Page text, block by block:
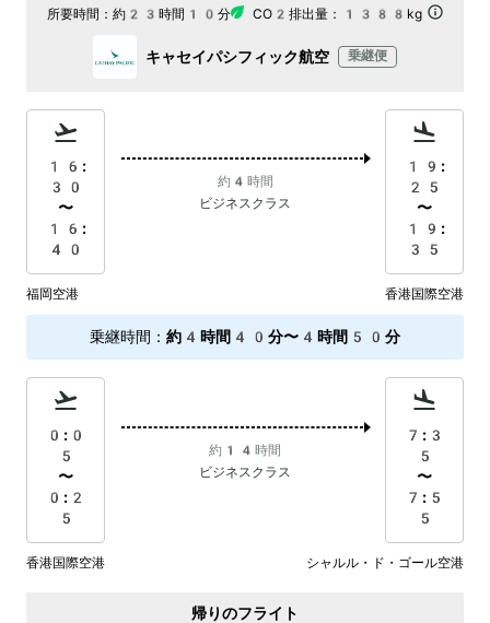
所要時間： 約23時間10分 CO2排出量： 1388kg
キャセイパシフィック航空 乗継便
16:
30
〜
16:
40
約4時間
ビジネスクラス
19:
25
〜
19:
35
福岡空港 香港国際空港
乗継時間 ： 約4時間40分〜4時間50分
0:0
5
〜
0:2
5
約14時間
ビジネスクラス
7:3
5
〜
7:5
5
香港国際空港 シャルル・ド・ゴール空港
帰りのフライト